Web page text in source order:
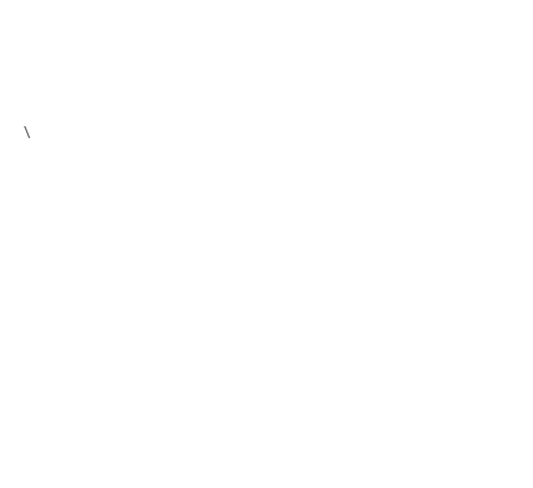
\